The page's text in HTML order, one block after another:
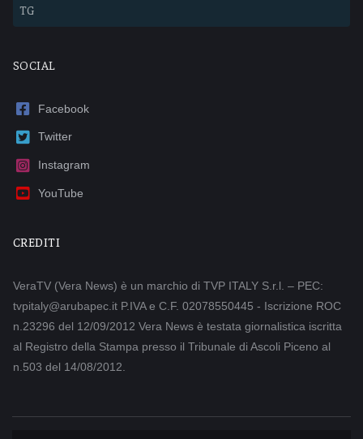
TG
SOCIAL
Facebook
Twitter
Instagram
YouTube
CREDITI
VeraTV (Vera News) è un marchio di TVP ITALY S.r.l. – PEC:
tvpitaly@arubapec.it P.IVA e C.F. 02078550445 - Iscrizione ROC
n.23296 del 12/09/2012 Vera News è testata giornalistica iscritta
al Registro della Stampa presso il Tribunale di Ascoli Piceno al
n.503 del 14/08/2012.